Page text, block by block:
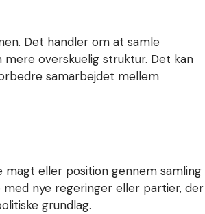
Det handler om at samle
overskuelig struktur. Det kan
samarbejdet mellem
eller position gennem samling
nye regeringer eller partier, der
grundlag.